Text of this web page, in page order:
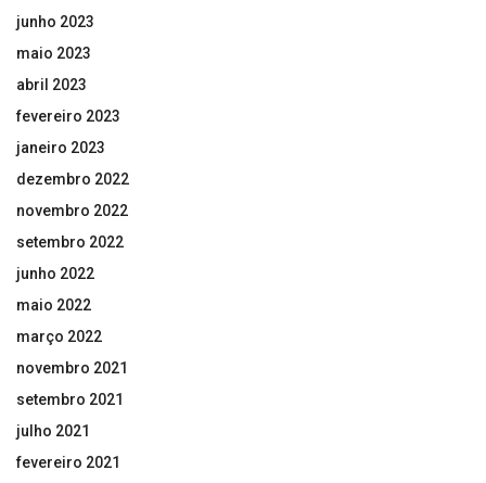
junho 2023
maio 2023
abril 2023
fevereiro 2023
janeiro 2023
dezembro 2022
novembro 2022
setembro 2022
junho 2022
maio 2022
março 2022
novembro 2021
setembro 2021
julho 2021
fevereiro 2021